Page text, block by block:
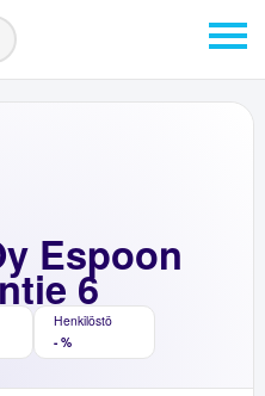
Espoon
6
Henkilöstö
- %